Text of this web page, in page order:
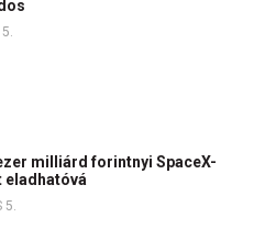
milliárd forintnyi SpaceX-
eladhatóvá
5.